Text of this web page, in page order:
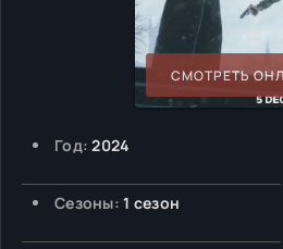
СМОТРЕТЬ
Год: 2024
Сезоны: 1 сезон